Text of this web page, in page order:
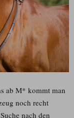
ab M* kommt man
noch recht
nach den